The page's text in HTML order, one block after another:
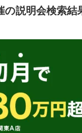
の説明会検索結